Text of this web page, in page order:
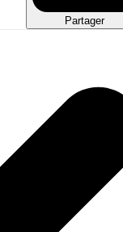
Partager